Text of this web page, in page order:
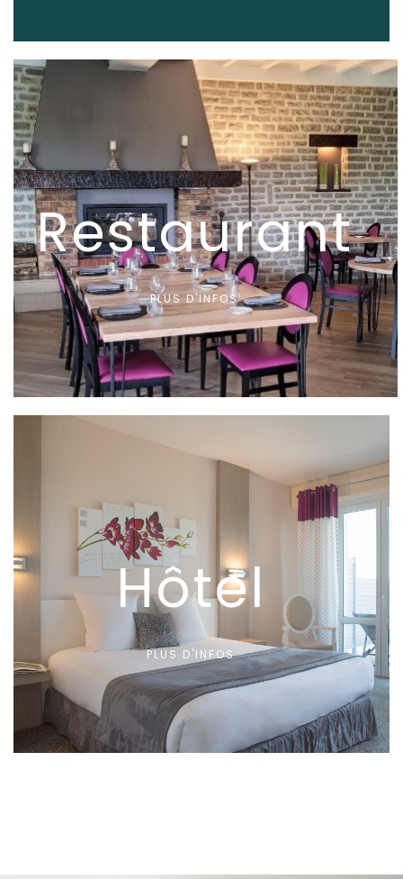
Restaurant
PLUS D'INFOS
Hôtel
PLUS D'INFOS